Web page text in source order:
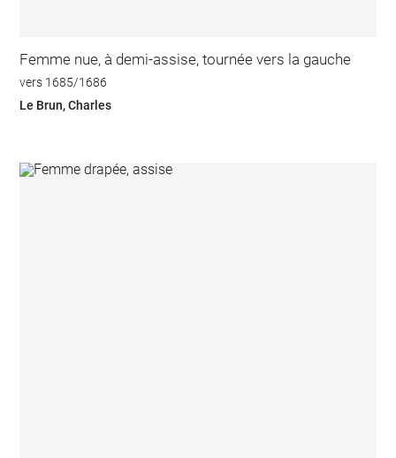
Femme nue, à demi-assise, tournée vers la gauche
vers 1685/1686
Le Brun, Charles